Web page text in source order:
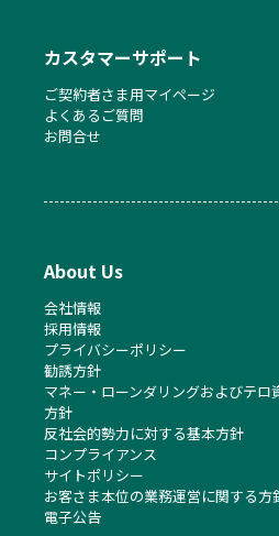
カスタマーサポート
ご契約者さま用マイページ
よくあるご質問
お問合せ
About Us
会社情報
採用情報
プライバシーポリシー
勧誘方針
マネー・ローンダリングおよびテ
方針
反社会的勢力に対する基本方針
コンプライアンス
サイトポリシー
お客さま本位の業務運営に関する方
電子公告